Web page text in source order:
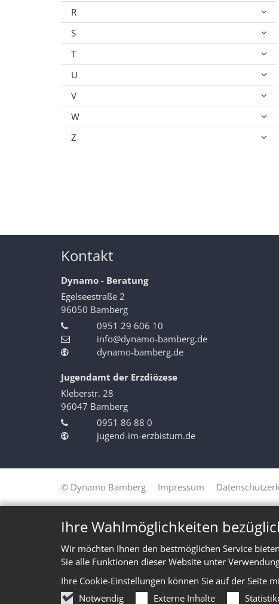
Ihre Wahlmöglichkeiten
Wir möchten Ihnen den bestmöglichen Service
Sie alle Funktionen dieser Website unter
Ihre Cookie-Einstellungen können Sie auf der Seite
Notwendig
Externe Inhalte
R
S
T
U
V
W
Z
Kontakt
Dynamo - Beratung
Egelseestraße 2
96050 Bamberg
0951 29 606 10
info@dynamo-bamberg.de
dynamo-bamberg.de
Jugendamt der Erzdiözese
Kleberstr. 28
96047 Bamberg
0951 86 88 0
jugend-im-erzbistum.de
© Dynamo Bamberg Impressum